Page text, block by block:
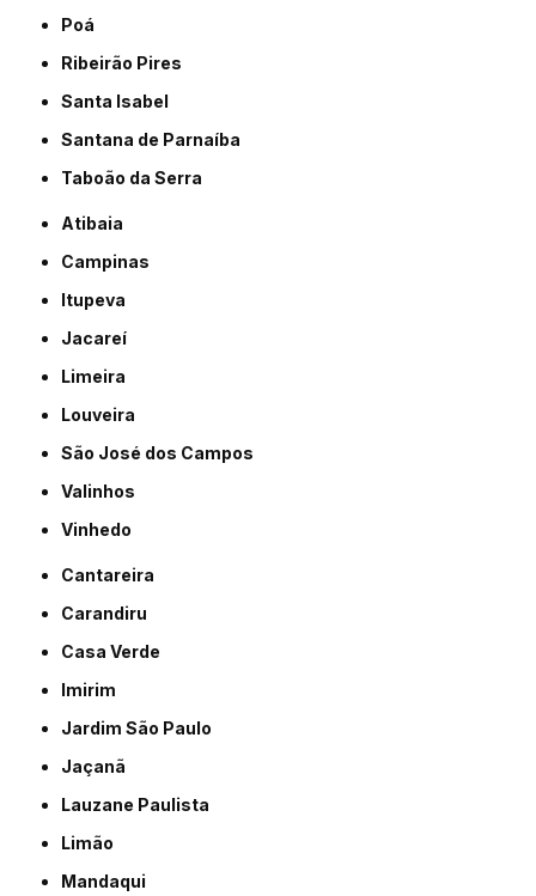
Poá
Ribeirão Pires
Santa Isabel
Santana de Parnaíba
Taboão da Serra
Atibaia
Campinas
Itupeva
Jacareí
Limeira
Louveira
São José dos Campos
Valinhos
Vinhedo
Cantareira
Carandiru
Casa Verde
Imirim
Jardim São Paulo
Jaçanã
Lauzane Paulista
Limão
Mandaqui